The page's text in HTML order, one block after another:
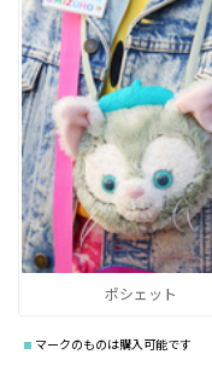
ポシェット
マークのものは購入可能です